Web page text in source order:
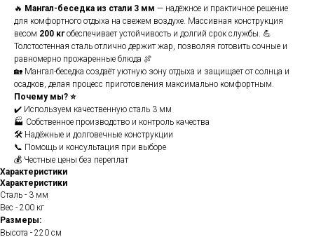
🔥 Мангал-беседка из стали 3 мм — надёжное и практичное решение
для комфортного отдыха на свежем воздухе. Массивная конструкция
весом 200 кгобеспечивает устойчивость и долгий срок службы. 💪
Толстостенная сталь отлично держит жар, позволяя готовить сочные и
равномерно прожаренные блюда 🍖
🏡 Мангал-беседка создаёт уютную зону отдыха и защищает от солнца и
осадков, делая процесс приготовления максимально комфортным.
Почему мы? ⭐
✔️ Используем качественную сталь 3 мм
🏭 Собственное производство и контроль качества
🛠️ Надёжные и долговечные конструкции
📞 Помощь и консультация при выборе
💰 Честные цены без переплат
Характеристики
Характеристики
Сталь - 3 мм
Вес - 200 кг
Размеры:
Высота - 220 см